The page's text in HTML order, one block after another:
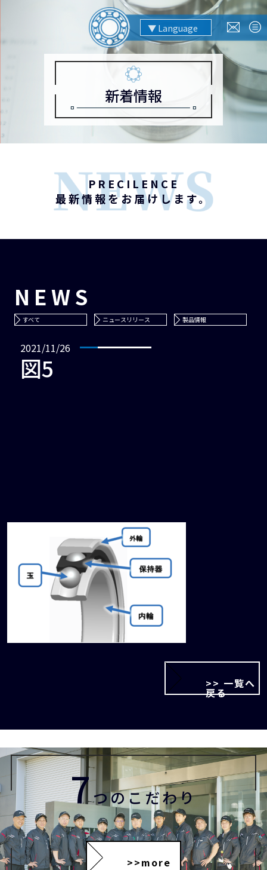
新着情報
PRECILENCE
最新情報をお届けします。
NEWS
すべて ニュースリリース 製品情報
2021/11/26
図5
>> 一覧へ
戻る
7つのこだわり
>>more